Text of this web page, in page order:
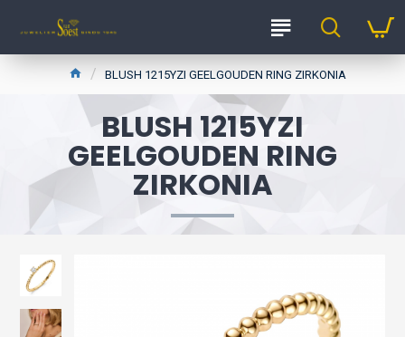
BLUSH 1215YZI GEELGOUDEN RING ZIRKONIA
BLUSH 1215YZI
GEELGOUDEN RING
ZIRKONIA